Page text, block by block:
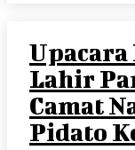
Lahir
Camat
Pidato